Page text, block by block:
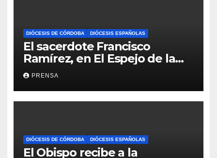
DIÓCESIS DE CÓRDOBA DIÓCESIS ESPAÑOLAS
El sacerdote Francisco
Ramírez, en El Espejo de la
Iglesia
PRENSA
DIÓCESIS DE CÓRDOBA DIÓCESIS ESPAÑOLAS
El Obispo recibe a la